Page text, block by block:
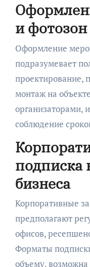
и
Оформление
подразумевает
проектирование,
монтаж на
организаторами,
соблюдение
подписка
бизнеса
Корпоративные
предполагают
офисов,
Форматы
объему, возможна